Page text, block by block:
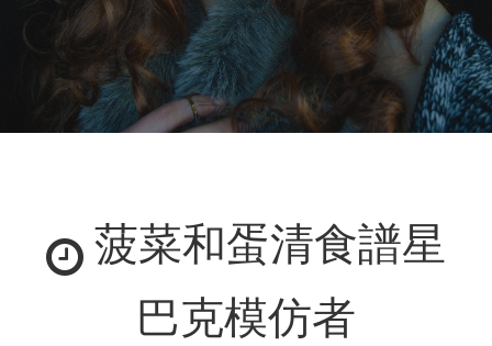
菠菜和蛋清食譜星
巴克模仿者